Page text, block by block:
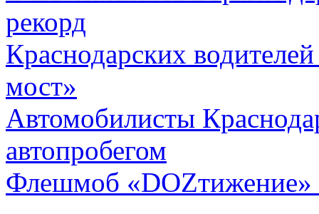
рекорд
Краснодарских
мост»
Автомобилисты
автопробегом
Флешмоб «DOZтижение»